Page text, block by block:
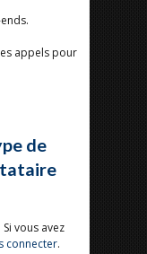
appels pour
de
vous avez
connecter.